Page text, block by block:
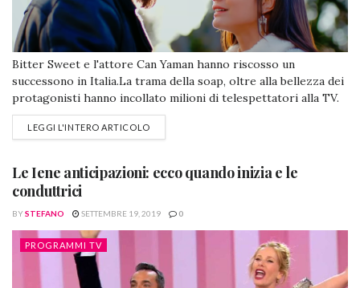
Bitter Sweet e l'attore Can Yaman hanno riscosso un
successono in Italia.La trama della soap, oltre alla bellezza dei
protagonisti hanno incollato milioni di telespettatori alla TV.
E se il grande attore turco ritornasse da noi con una nuova
soap? Dopo Bitter Sweet arriva un'altra soap per Can Yaman
LEGGI L'INTERO ARTICOLO
Le Iene anticipazioni: ecco quando inizia e le
conduttrici
BYSTEFANO SETTEMBRE 19, 2019 0
PROGRAMMI TV